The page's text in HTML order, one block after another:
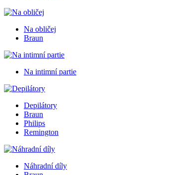
Na obličej
Braun
Na intimní partie
Depilátory
Braun
Philips
Remington
Náhradní díly